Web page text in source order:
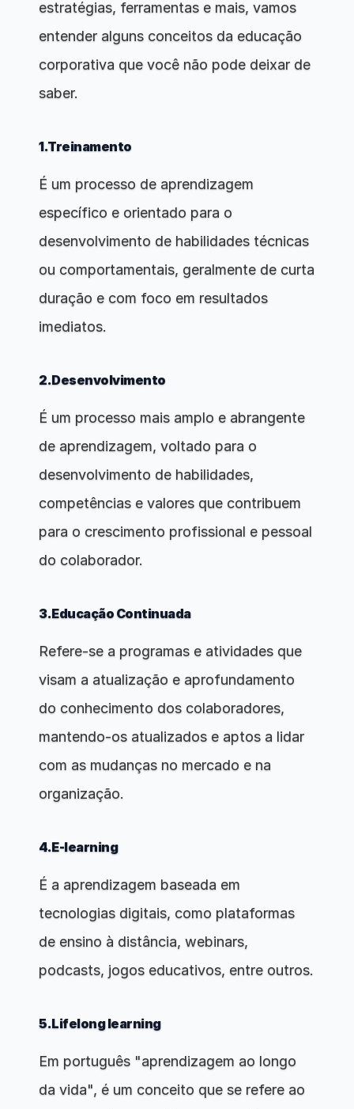
estratégias, ferramentas e mais, vamos
entender alguns conceitos da educação
corporativa que você não pode deixar de
saber.
1.Treinamento
É um processo de aprendizagem
específico e orientado para o
desenvolvimento de habilidades técnicas
ou comportamentais, geralmente de curta
duração e com foco em resultados
imediatos.
2.Desenvolvimento
É um processo mais amplo e abrangente
de aprendizagem, voltado para o
desenvolvimento de habilidades,
competências e valores que contribuem
para o crescimento profissional e pessoal
do colaborador.
3.Educação Continuada
Refere-se a programas e atividades que
visam a atualização e aprofundamento
do conhecimento dos colaboradores,
mantendo-os atualizados e aptos a lidar
com as mudanças no mercado e na
organização.
4.E-learning
É a aprendizagem baseada em
tecnologias digitais, como plataformas
de ensino à distância, webinars,
podcasts, jogos educativos, entre outros.
5.Lifelong learning
Em português "aprendizagem ao longo
da vida", é um conceito que se refere ao